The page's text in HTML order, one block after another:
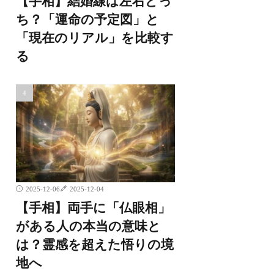
ち？「運命の予定図」と
「現在のリアル」を比較す
る
2025-12-06 2025-12-04
【手相】両手に「仏眼相」
がある人の本当の意味と
は？霊感を超えた悟りの境
地へ